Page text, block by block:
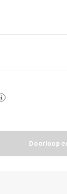
Doorloop